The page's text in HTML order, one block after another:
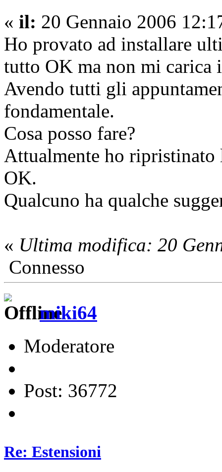
« il: 20 Gennaio 2006
Ho provato ad installare
tutto OK ma non mi carica
Avendo tutti gli
fondamentale.
Cosa posso fare?
Attualmente ho ripristinato
OK.
Qualcuno ha qualche
« Ultima modifica: 20
Connesso
miki64
Moderatore
Post: 36772
Re: Estensioni